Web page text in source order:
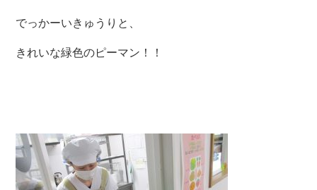
でっかーいきゅうりと、
きれいな緑色のピーマン！！